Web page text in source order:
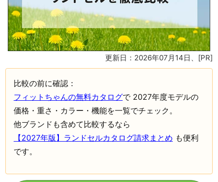
更新日：2026年07月14日 、[PR]
比較の前に確認：
フィットちゃんの無料カタログで 2027年度モデルの
価格・重さ・カラー・機能を一覧でチェック。
他ブランドも含めて比較するなら
【2027年版】ランドセルカタログ請求まとめ も便利
です。